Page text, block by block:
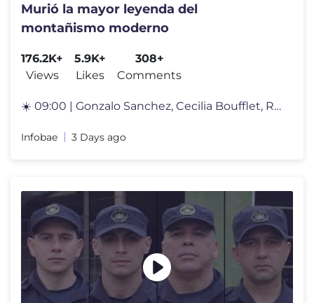
Murió la mayor leyenda del
montañismo moderno
176.2K+
Views
5.9K+
Likes
308+
Comments
☀️ 09:00 | Gonzalo Sanchez, Cecilia Boufflet, Ramón Indart y Tat
Infobae 3 Days ago